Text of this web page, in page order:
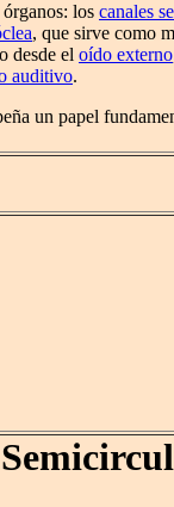
los canales
, que sirve como
desde el oído externo
auditivo.
un papel